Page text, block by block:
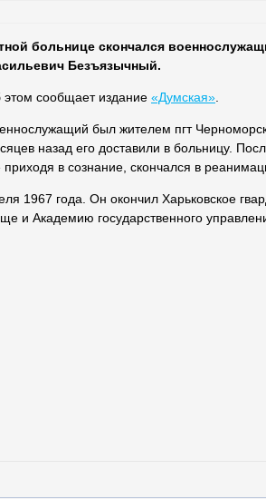
больнице скончался
Безъязычный.
сообщает издание «Думская».
был жителем пгт
назад его доставили в больницу.
в сознание, скончался в
1967 года. Он окончил Харьковское
и Академию государственного